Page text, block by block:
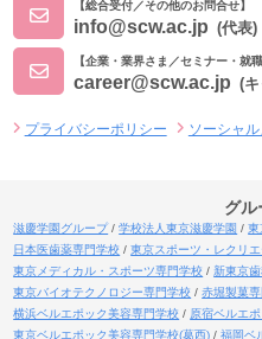
【総合受付／その他のお問合せ】
info@scw.ac.jp (代表)
【企業・業界さま／セミナー・就
career@scw.ac.jp (
プライバシーポリシー ソーシャ
グル
滋慶学園グループ 学校法人東京滋慶学園 東
日本医歯薬専門学校
東京スポーツ・レクリ
東京メディカル・スポーツ専門学校
新東京
東京バイオテクノロジー専門学校
赤堀製菓
横浜ベルエポック美容専門学校
原宿ベルエ
東京ベルエポック美容専門学校(葛西)
福岡ベ